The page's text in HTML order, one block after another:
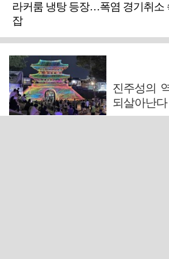
라커룸 냉탕 등장…폭염 경기취소
잡
진주성의
되살아난다